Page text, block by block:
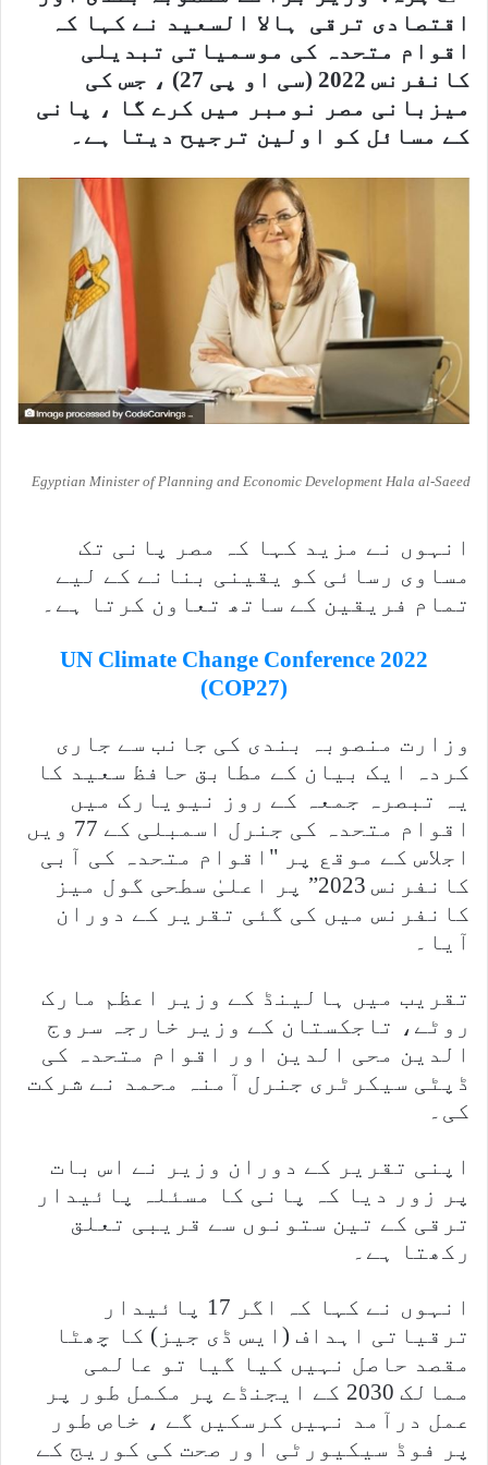
اقتصادی ترقی ہالا السعید نے کہا کہ
اقوام متحدہ کی موسمیاتی تبدیلی
کانفرنس 2022
(سی او پی 27) ، جس کی
میزبانی مصر نومبر میں کرے گا ، پانی
کے مسائل کو اولین ترجیح دیتا ہے۔
Egyptian Minister of Planning and Economic Development Hala al-Saeed
انہوں نے مزید کہا کہ مصر پانی تک
مساوی رسائی کو یقینی بنانے کے لیے
تمام فریقین کے ساتھ تعاون کرتا ہے۔
UN Climate Change Conference 2022
(COP27)
وزارت منصوبہ بندی کی جانب سے جاری
کردہ ایک بیان کے مطابق حافظ سعید کا
یہ تبصرہ جمعہ کے روز نیویارک میں
اقوام متحدہ کی جنرل اسمبلی کے 77 ویں
اجلاس کے موقع پر "اقوام متحدہ کی آبی
کانفرنس 2023” پر اعلیٰ سطحی گول میز
کانفرنس میں کی گئی تقریر کے دوران
آیا۔
تقریب میں ہالینڈ کے وزیر اعظم مارک
روٹے، تاجکستان کے وزیر خارجہ سروج
الدین محی الدین اور اقوام متحدہ کی
ڈپٹی سیکرٹری جنرل آمنہ محمد نے شرکت
کی۔
اپنی تقریر کے دوران وزیر نے اس بات
پر زور دیا کہ پانی کا مسئلہ پائیدار
ترقی کے تین ستونوں سے قریبی تعلق
رکھتا ہے۔
انہوں نے کہا کہ اگر 17 پائیدار
ترقیاتی اہداف (ایس ڈی جیز) کا چھٹا
مقصد حاصل نہیں کیا گیا تو عالمی
ممالک 2030 کے ایجنڈے پر مکمل طور پر
عمل درآمد نہیں کرسکیں گے ، خاص طور
پر فوڈ سیکیورٹی اور صحت کی کوریج کے